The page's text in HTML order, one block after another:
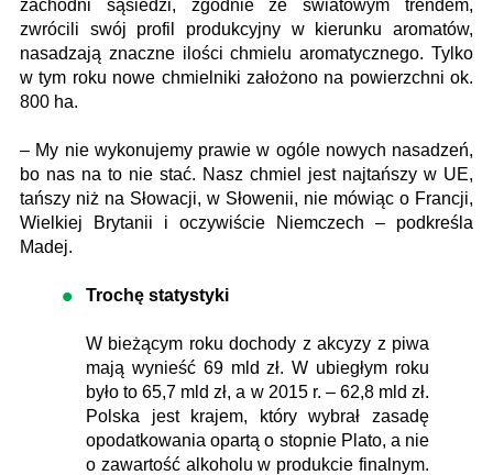
zachodni sąsiedzi, zgodnie ze światowym trendem,
zwrócili swój profil produkcyjny w kierunku aromatów,
nasadzają znaczne ilości chmielu aromatycznego. Tylko
w tym roku nowe chmielniki założono na powierzchni ok.
800 ha.
– My nie wykonujemy prawie w ogóle nowych nasadzeń,
bo nas na to nie stać. Nasz chmiel jest najtańszy w UE,
tańszy niż na Słowacji, w Słowenii, nie mówiąc o Francji,
Wielkiej Brytanii i oczywiście Niemczech – podkreśla
Madej.
Trochę statystyki
W bieżącym roku dochody z akcyzy z piwa
mają wynieść 69 mld zł. W ubiegłym roku
było to 65,7 mld zł, a w 2015 r. – 62,8 mld zł.
Polska jest krajem, który wybrał zasadę
opodatkowania opartą o stopnie Plato, a nie
o zawartość alkoholu w produkcie finalnym.